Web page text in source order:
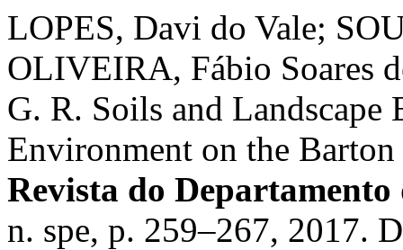
LOPES, Davi do Vale;
OLIVEIRA, Fábio Soares
G. R. Soils and
Environment on the
Revista do Departamento
n. spe, p. 259–267, 2017.